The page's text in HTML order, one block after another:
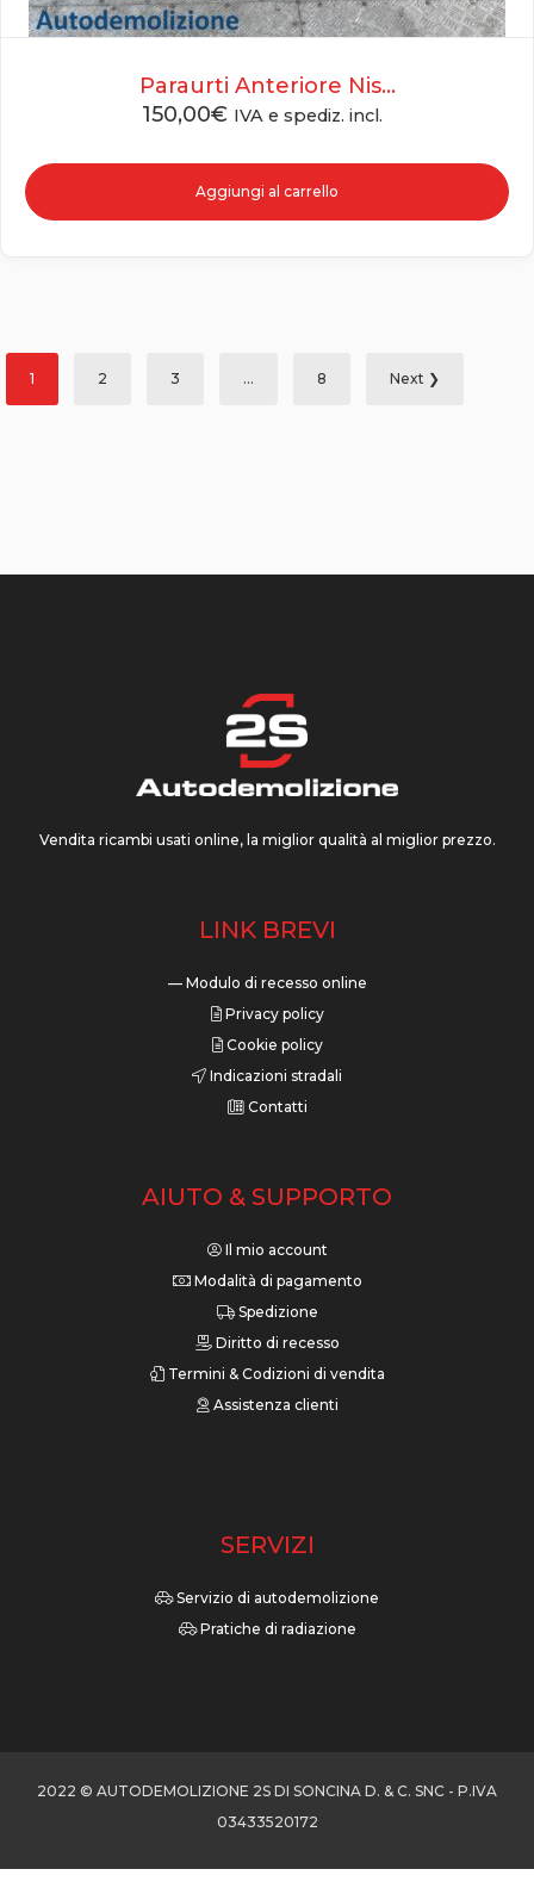
Paraurti Anteriore Nis...
150,00€ IVA e spediz. incl.
Aggiungi al carrello
Paginazione
degli
1 2 3 … 8 Next ❯
Vendita ricambi usati online, la miglior qualità al miglior prezzo.
LINK BREVI
— Modulo di recesso online
Privacy policy
Cookie policy
Indicazioni stradali
Contatti
AIUTO & SUPPORTO
Il mio account
Modalità di pagamento
Spedizione
Diritto di recesso
Termini & Codizioni di vendita
Assistenza clienti
SERVIZI
Servizio di autodemolizione
Pratiche di radiazione
2022 © AUTODEMOLIZIONE 2S DI SONCINA D. & C. SNC - P.IVA
03433520172